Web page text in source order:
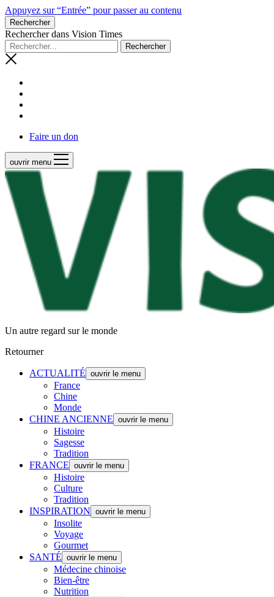
Appuyez sur “Entrée” pour passer au contenu
Rechercher
Rechercher dans Vision Times
Faire un don
ouvrir menu
Un autre regard sur le monde
Retourner
ACTUALITÉ ouvrir le menu
France
Chine
Monde
CHINE ANCIENNE ouvrir le menu
Histoire
Sagesse
Tradition
FRANCE ouvrir le menu
Histoire
Culture
Tradition
INSPIRATION ouvrir le menu
Insolite
Voyage
Gourmet
SANTÉ ouvrir le menu
Médecine chinoise
Bien-être
Nutrition